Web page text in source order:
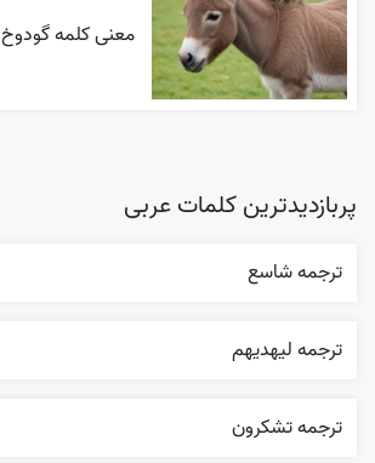
معنی کلمه گودوخ
پربازدیدترین کلمات عربی
ترجمه شاسع
ترجمه ليهديهم
ترجمه تشکرون